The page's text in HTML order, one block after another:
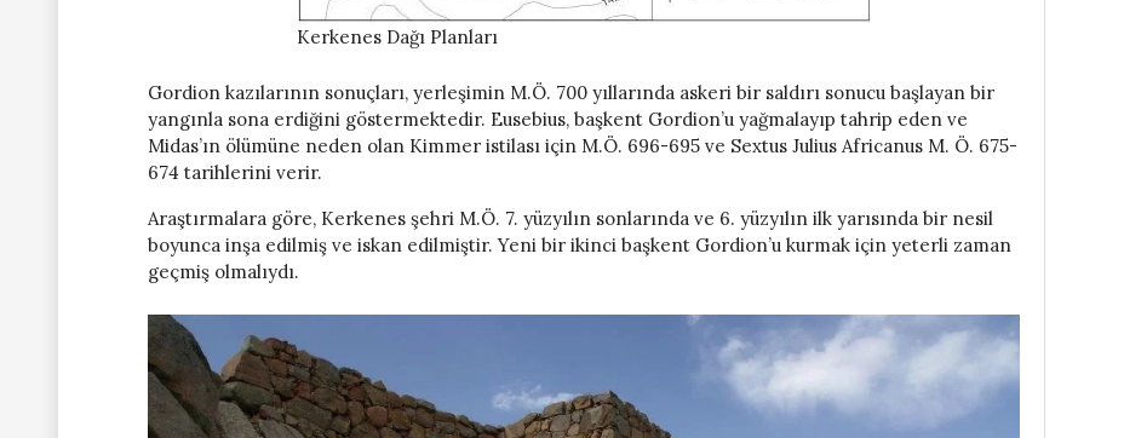
Kerkenes Dağı Planları
Gordion kazılarının sonuçları, yerleşimin M.Ö. 700 yıllarında askeri bir saldırı sonucu başlayan bir
yangınla sona erdiğini göstermektedir. Eusebius, başkent Gordion’u yağmalayıp tahrip eden ve
Midas’ın ölümüne neden olan Kimmer istilası için M.Ö. 696-695 ve Sextus Julius Africanus M. Ö. 675-
674 tarihlerini verir.
Araştırmalara göre, Kerkenes şehri M.Ö. 7. yüzyılın sonlarında ve 6. yüzyılın ilk yarısında bir nesil
boyunca inşa edilmiş ve iskan edilmiştir. Yeni bir ikinci başkent Gordion’u kurmak için yeterli zaman
geçmiş olmalıydı.